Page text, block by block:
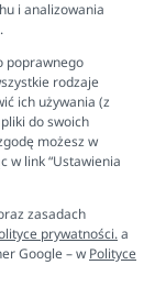
i analizowania
poprawnego
rodzaje
ich używania (z
do swoich
możesz w
w link “Ustawienia
zasadach
prywatności.a
Google – w Polityce